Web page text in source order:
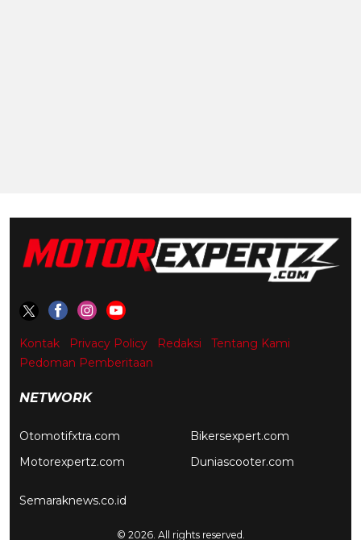
Kontak Privacy Policy Redaksi
Tentang Kami
Pedoman Pemberitaan
NETWORK
Otomotifxtra.com
Motorexpertz.com
Bikersexpert.com
Duniascooter.com
Semaraknews.co.id
© 2026. All rights reserved.